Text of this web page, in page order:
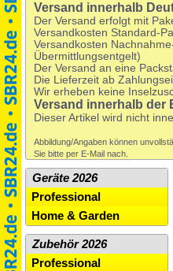
Versand innerhalb
Der Versand erfolgt mit
Versandkosten Standard-
Versandkosten
Übermittlungsentgelt)
Der Versand an eine
Die Lieferzeit ab
Wir erheben keine
Versand innerhalb der
Dieser Artikel wird nicht
Abbildung/Angaben können
Sie bitte per E-Mail nach.
Geräte 2026
Professional
Home & Garden
Zubehör 2026
Professional